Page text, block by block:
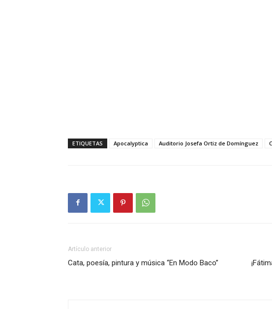
ETIQUETAS Apocalyptica Auditorio Josefa Ortiz de Domínguez
Artículo anterior
Cata, poesía, pintura y música “En Modo Baco”